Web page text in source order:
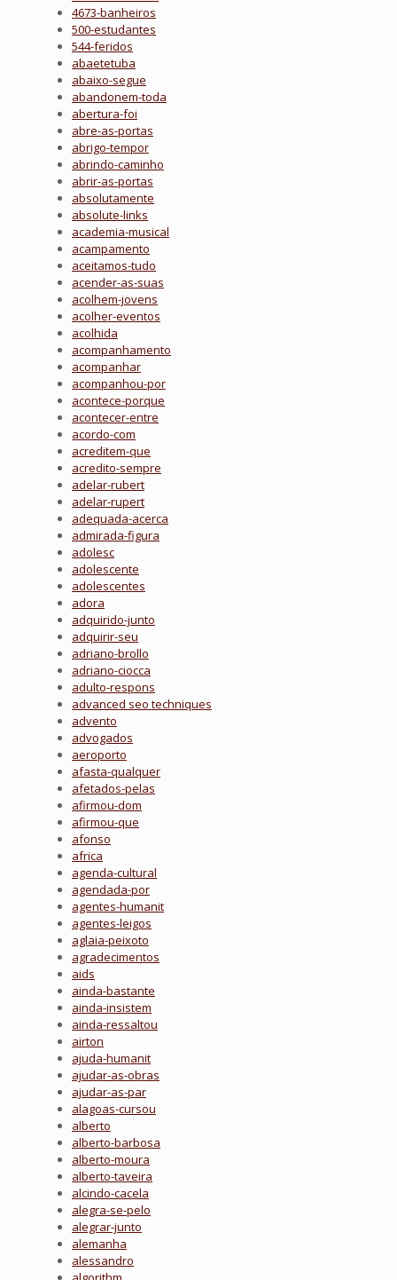
4673-banheiros
500-estudantes
544-feridos
abaetetuba
abaixo-segue
abandonem-toda
abertura-foi
abre-as-portas
abrigo-tempor
abrindo-caminho
abrir-as-portas
absolutamente
absolute-links
academia-musical
acampamento
aceitamos-tudo
acender-as-suas
acolhem-jovens
acolher-eventos
acolhida
acompanhamento
acompanhar
acompanhou-por
acontece-porque
acontecer-entre
acordo-com
acreditem-que
acredito-sempre
adelar-rubert
adelar-rupert
adequada-acerca
admirada-figura
adolesc
adolescente
adolescentes
adora
adquirido-junto
adquirir-seu
adriano-brollo
adriano-ciocca
adulto-respons
advanced seo techniques
advento
advogados
aeroporto
afasta-qualquer
afetados-pelas
afirmou-dom
afirmou-que
afonso
africa
agenda-cultural
agendada-por
agentes-humanit
agentes-leigos
aglaia-peixoto
agradecimentos
aids
ainda-bastante
ainda-insistem
ainda-ressaltou
airton
ajuda-humanit
ajudar-as-obras
ajudar-as-par
alagoas-cursou
alberto
alberto-barbosa
alberto-moura
alberto-taveira
alcindo-cacela
alegra-se-pelo
alegrar-junto
alemanha
alessandro